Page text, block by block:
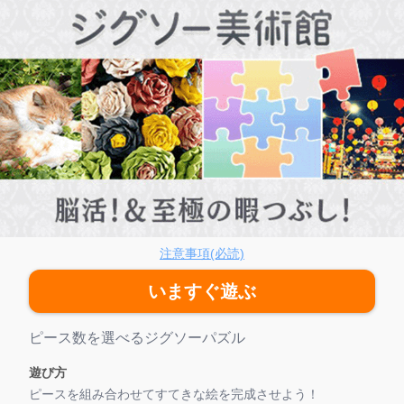
注意事項(必読)
いますぐ遊ぶ
ゲーム紹介
ピース数を選べるジグソーパズル
遊び方
ピースを組み合わせてすてきな絵を完成させよう！